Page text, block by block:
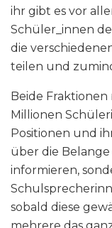
ihr gibt es vor
Schüler_innen
die
teilen und
Beide Fraktionen
Millionen
Positionen und
über die
informieren,
sobald diese